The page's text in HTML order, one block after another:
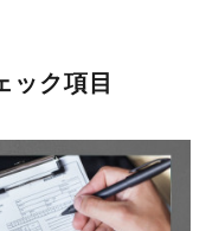
ック項目